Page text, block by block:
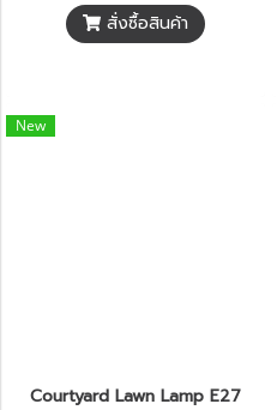
สั่งซื้อสินค้า
New
Courtyard Lawn Lamp E27